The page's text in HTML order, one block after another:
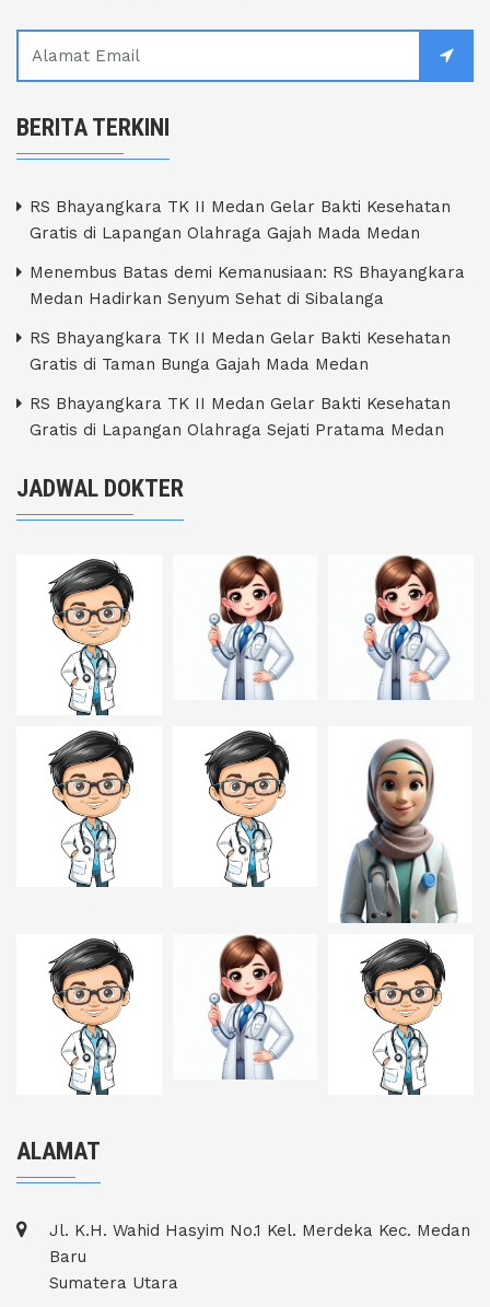
BERITA TERKINI
RS Bhayangkara TK II Medan Gelar Bakti Kesehatan
Gratis di Lapangan Olahraga Gajah Mada Medan
Menembus Batas demi Kemanusiaan: RS Bhayangkara
Medan Hadirkan Senyum Sehat di Sibalanga
RS Bhayangkara TK II Medan Gelar Bakti Kesehatan
Gratis di Taman Bunga Gajah Mada Medan
RS Bhayangkara TK II Medan Gelar Bakti Kesehatan
Gratis di Lapangan Olahraga Sejati Pratama Medan
JADWAL DOKTER
ALAMAT
Jl. K.H. Wahid Hasyim No.1 Kel. Merdeka Kec. Medan
Baru
Sumatera Utara